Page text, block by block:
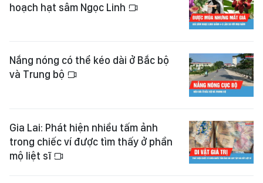
hoạch hạt sâm Ngọc Linh
Nắng nóng có thể kéo dài ở Bắc bộ
và Trung bộ
Gia Lai: Phát hiện nhiều tấm ảnh
trong chiếc ví được tìm thấy ở phần
mộ liệt sĩ